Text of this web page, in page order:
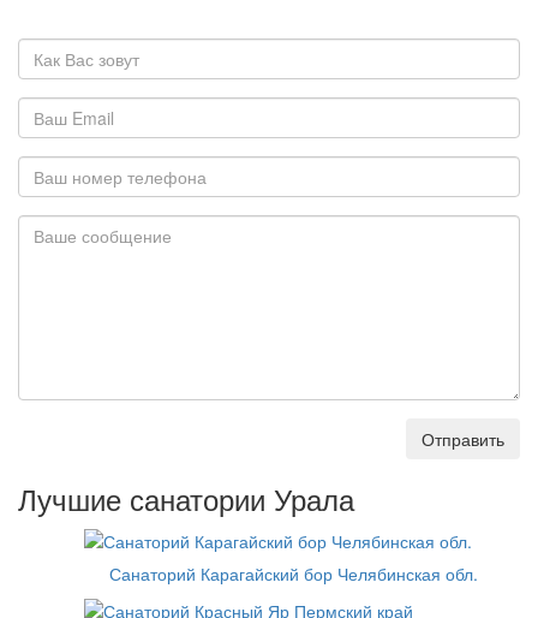
Отправить
Лучшие санатории Урала
Санаторий Карагайский бор Челябинская обл.